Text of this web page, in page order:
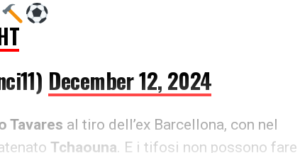
December 12, 2024
Tavares al tiro dell’ex Barcellona, con nel
Tchaouna. E i tifosi non possono fare